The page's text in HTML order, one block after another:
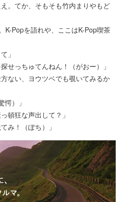
。てか、そもそも竹内まりやもど
K-Popを語れや、ここはK-Pop喫茶
」
せっちゅてんねん！（がおー）」
ない、ヨウツベでも覗いてみるか
）」
頓狂な声出して？」
み！（ぽち）」